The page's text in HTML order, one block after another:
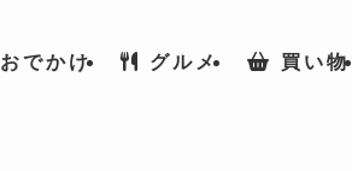
おでかけ グルメ 買い物